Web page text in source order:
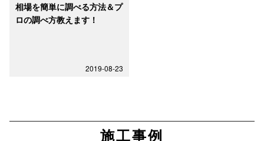
相場を簡単に調べる方法＆プ
ロの調べ方教えます！
2019-08-23
施工事例